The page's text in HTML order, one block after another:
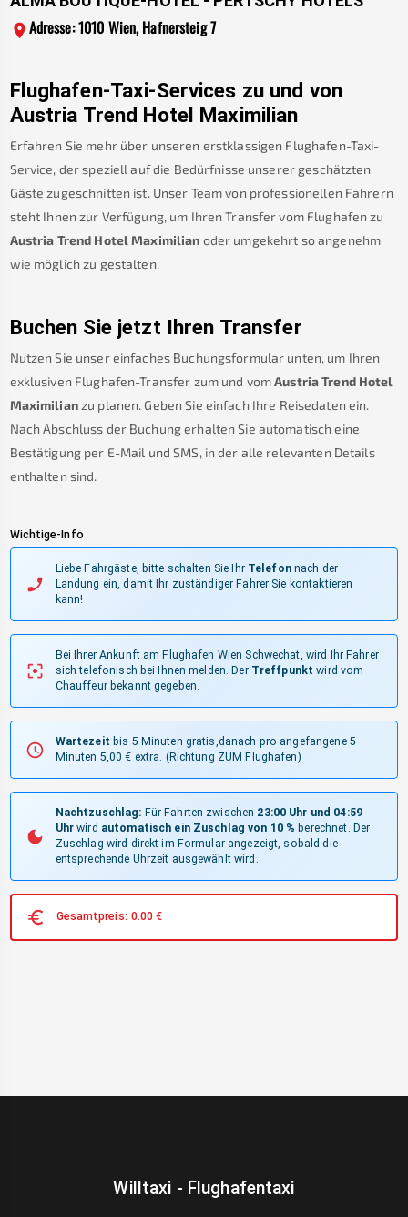
Adresse: 1010 Wien, Hafnersteig 7
Flughafen-Taxi-Services zu und von
Austria Trend Hotel Maximilian
Erfahren Sie mehr über unseren erstklassigen Flughafen-Taxi-
Service, der speziell auf die Bedürfnisse unserer geschätzten
Gäste zugeschnitten ist. Unser Team von professionellen Fahrern
steht Ihnen zur Verfügung, um Ihren Transfer vom Flughafen zu
Austria Trend Hotel Maximilian oder umgekehrt so angenehm
wie möglich zu gestalten.
Buchen Sie jetzt Ihren Transfer
Nutzen Sie unser einfaches Buchungsformular unten, um Ihren
exklusiven Flughafen-Transfer zum und vomAustria Trend Hotel
Maximilianzu planen. Geben Sie einfach Ihre Reisedaten ein.
Nach Abschluss der Buchung erhalten Sie automatisch eine
Bestätigung per E-Mail und SMS, in der alle relevanten Details
enthalten sind.
Wichtige-Info
Liebe Fahrgäste, bitte schalten Sie Ihr Telefonnach der
Landung ein, damit Ihr zuständiger Fahrer Sie kontaktieren
kann!
Bei Ihrer Ankunft am Flughafen Wien Schwechat, wird Ihr Fahrer
sich telefonisch bei Ihnen melden. Der Treffpunkt wird vom
Chauffeur bekannt gegeben.
Wartezeit bis 5 Minuten gratis,danach pro angefangene 5
Minuten 5,00 € extra. (Richtung ZUM Flughafen)
Nachtzuschlag: Für Fahrten zwischen 23:00 Uhr und 04:59
Uhr wird automatisch ein Zuschlag von 10 % berechnet. Der
Zuschlag wird direkt im Formular angezeigt, sobald die
entsprechende Uhrzeit ausgewählt wird.
Gesamtpreis: 0.00 €
Willtaxi - Flughafentaxi